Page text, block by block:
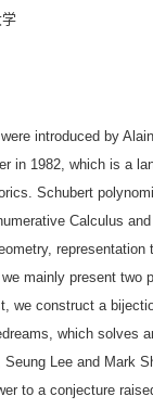
introduced by
in 1982, which is a
Schubert
Calculus
representation
mainly present two
we construct a
which solves
Lee and Mark
to a conjecture